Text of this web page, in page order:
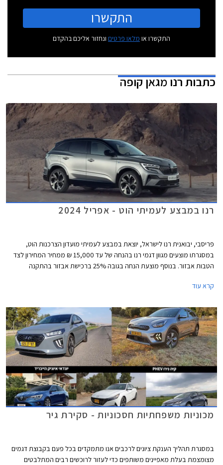
התקשרו
התקשרו או מלאו פרטים ונחזור אליכם בהקדם
כתבותרנו מגאן קופה
רנו במבצע לעמיתי הוט - אפריל 2024
פריסבי, יבואנית רנו לישראל, יוצאת במבצע לעמיתי מועדון הצרכנות הוט,
במסגרתו מוצעים מגוון דגמי רנו בהנחה של עד 15,000 ₪ ממחיר המחירון לצד
הטבות אבזור. בנוסף מוצעת הנחה בגובה 25% ברכישת אבזור בהתקנה
של רנו בישראל.
קרא עוד
מכוניות משפחתיות חסכוניות - סקירת גיר
במסגרת תהליך הענקת ציונים לרכבים אנו מתמקדים בכל פעם בקבוצת דגמים
מצומצמת בעלת מאפיינים משותפים כדי לעזור לרוכשים רבים המתלבטים